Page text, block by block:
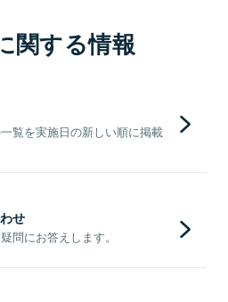
関する情報
覧を実施日の新しい順に掲載
せ
問にお答えします。